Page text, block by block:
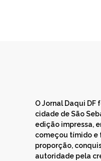
O Jornal Daqui DF
cidade de São
edição impressa,
começou tímido e
proporção,
autoridade pela